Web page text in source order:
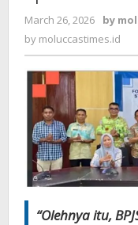
March 26, 2026 by
by moluccastimes.id
“Olehnya itu,